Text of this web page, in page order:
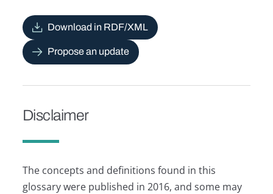
Download in RDF/XML
Propose an update
Disclaimer
The concepts and definitions found in this
glossary were published in 2016, and some may